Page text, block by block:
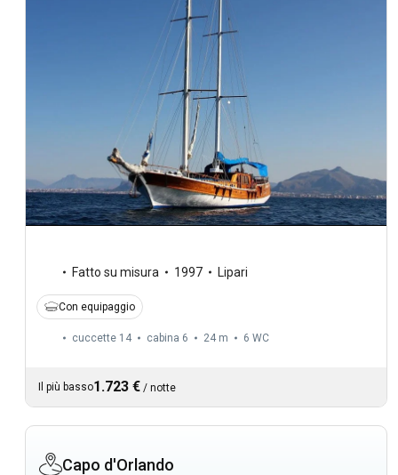
Fatto su misura 1997 Lipari
Con equipaggio
cuccette 14 cabina 6 24 m 6 WC
Il più basso1.723 € / notte
Capo d'Orlando